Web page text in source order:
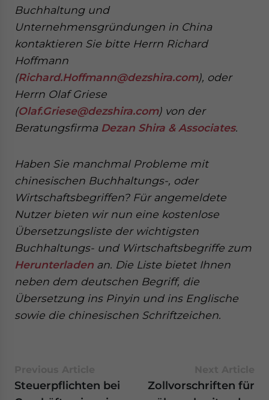
Buchhaltung und
Unternehmensgründungen in China
kontaktieren Sie bitte Herrn Richard
Hoffmann
(Richard.Hoffmann@dezshira.com), oder
Herrn Olaf Griese
(Olaf.Griese@dezshira.com) von der
Beratungsfirma Dezan Shira & Associates.
Haben Sie manchmal Probleme mit
chinesischen Buchhaltungs-, oder
Wirtschaftsbegriffen? Für angemeldete
Nutzer bieten wir nun eine kostenlose
Übersetzungsliste der wichtigsten
Buchhaltungs- und Wirtschaftsbegriffe zum
Herunterladen an. Die Liste bietet Ihnen
neben dem deutschen Begriff, die
Übersetzung ins Pinyin und ins Englische
sowie die chinesischen Schriftzeichen.
Steuerpflichten bei
Zollvorschriften für